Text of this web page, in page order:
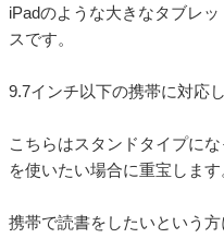
iPadのような大きなタブレ
スです。
9.7インチ以下の携帯に対応
こちらはスタンドタイプに
を使いたい場合に重宝します
携帯で読書をしたいという